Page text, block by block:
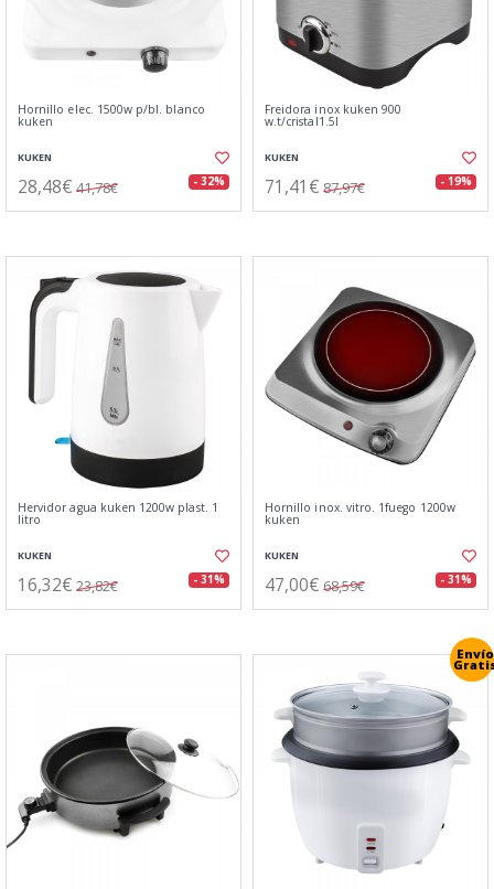
Hornillo elec. 1500w p/bl. blanco
kuken
KUKEN
28,48€ 41,78€ - 32%
Freidora inox kuken 900
w.t/cristal1.5l
KUKEN
71,41€ 87,97€ - 19%
Hervidor agua kuken 1200w plast. 1
litro
KUKEN
16,32€ 23,82€ - 31%
Hornillo inox. vitro. 1fuego 1200w
kuken
KUKEN
47,00€ 68,59€ - 31%
Envío